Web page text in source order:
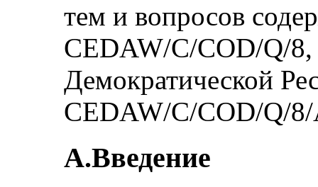
тем и вопросов
CEDAW/C/COD/Q/8,
Демократической
CEDAW/C/COD/Q/
A.Введение